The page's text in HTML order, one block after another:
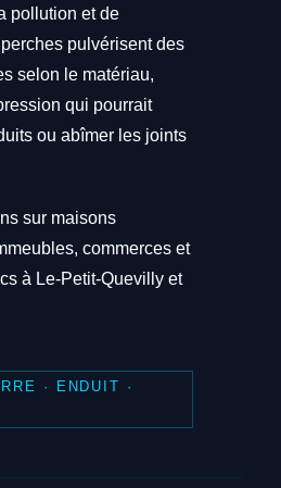
pollution et de
pulvérisent des
selon le matériau,
qui pourrait
ou abîmer les joints
sur maisons
commerces et
à Le-Petit-Quevilly et
· ENDUIT ·